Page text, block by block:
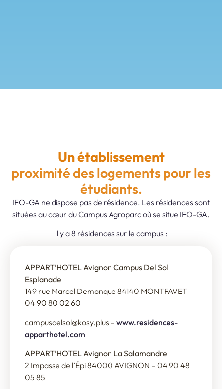
Un établissement
proximité des logements pour les
étudiants.
IFO-GA ne dispose pas de résidence. Les résidences sont
situées au cœur du Campus Agroparc où se situe IFO-GA.
Il y a 8 résidences sur le campus :
APPART’HOTEL Avignon Campus Del Sol
Esplanade
149 rue Marcel Demonque 84140 MONTFAVET –
04 90 80 02 60
campusdelsol@kosy.plus – www.residences-
apparthotel.com
APPART’HOTEL Avignon La Salamandre
2 Impasse de l’Épi 84000 AVIGNON – 04 90 48
05 85